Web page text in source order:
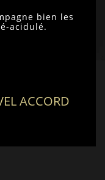
bien les
acidulé.
ACCORD